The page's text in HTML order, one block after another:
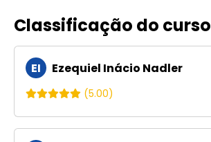
Classificação do curso
EI Ezequiel Inácio Nadler
(5.00)